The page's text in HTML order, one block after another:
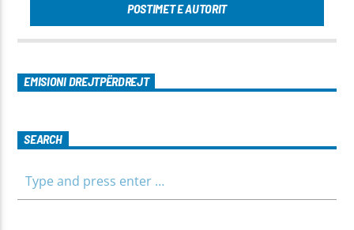
POSTIMET E AUTORIT
EMISIONI DREJTPËRDREJT
SEARCH